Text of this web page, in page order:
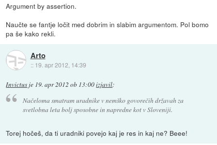
Argument by assertion.
Naučte se fantje ločit med dobrim in slabim argumentom. Pol bomo
pa še kako rekli.
Arto
:: 19. apr 2012, 14:39
Invictus je 19. apr 2012 ob 13:00izjavil:
Načeloma smatram uradnike v nemško govorečih državah za
svetlobna leta bolj sposobne in napredne kot v Sloveniji.
Torej hočeš, da ti uradniki povejo kaj je res in kaj ne? Beee!